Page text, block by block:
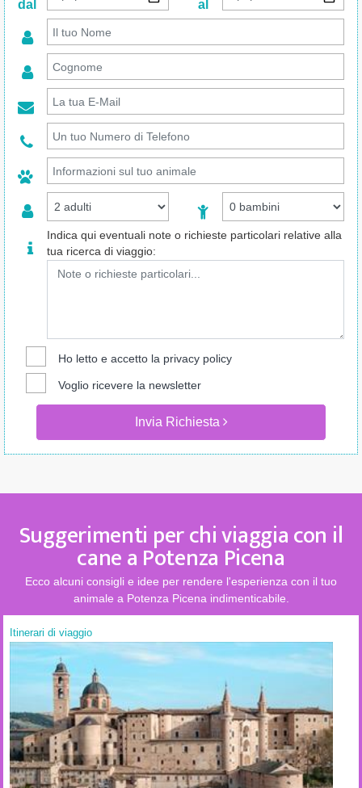
dal al
Indica qui eventuali note o richieste particolari relative alla
tua ricerca di viaggio:
Ho letto e accetto la privacy policy
Voglio ricevere la newsletter
Invia Richiesta
Suggerimenti per chi viaggia con il
cane a Potenza Picena
Ecco alcuni consigli e idee per rendere l'esperienza con il tuo
animale a Potenza Picena indimenticabile.
Itinerari di viaggio